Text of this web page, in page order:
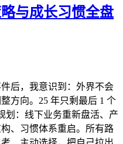
与成长习惯全盘
后，我意识到：外界不会
方向。25 年只剩最后 1 个
划：线下业务重新盘活、产
、习惯体系重启。所有路